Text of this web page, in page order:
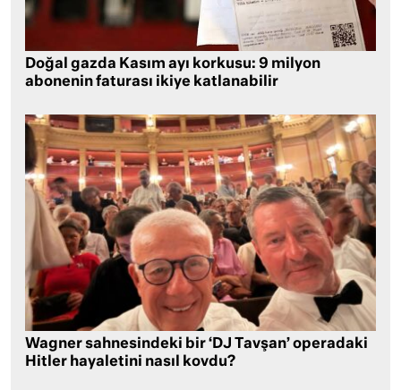
Doğal gazda Kasım ayı korkusu: 9 milyon
abonenin faturası ikiye katlanabilir
Wagner sahnesindeki bir ‘DJ Tavşan’ operadaki
Hitler hayaletini nasıl kovdu?